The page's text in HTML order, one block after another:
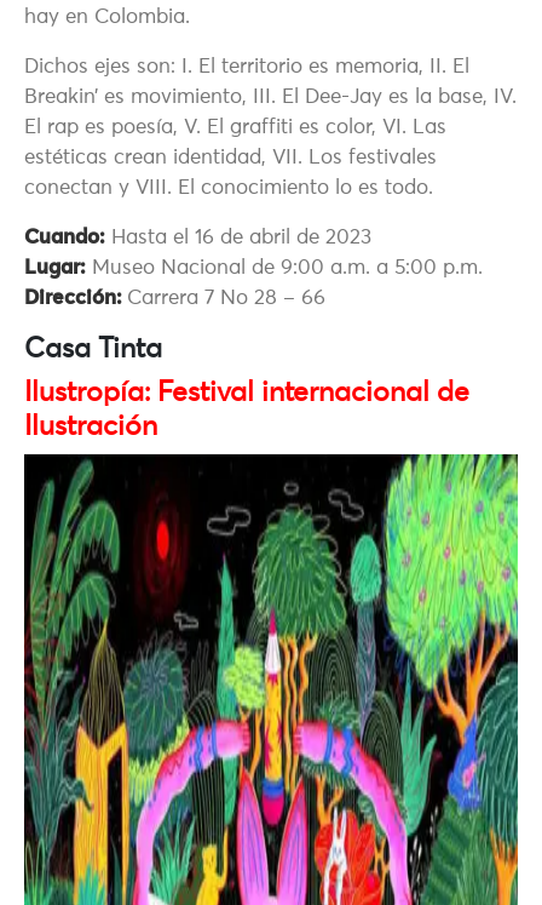
hay en Colombia.
Dichos ejes son: I. El territorio es memoria, II. El
Breakin’ es movimiento, III. El Dee-Jay es la base, IV.
El rap es poesía, V. El graffiti es color, VI. Las
estéticas crean identidad, VII. Los festivales
conectan y VIII. El conocimiento lo es todo.
Cuando: Hasta el 16 de abril de 2023
Lugar: Museo Nacional de 9:00 a.m. a 5:00 p.m.
Dirección: Carrera 7 No 28 – 66
Casa Tinta
Ilustropía: Festival internacional de
Ilustración